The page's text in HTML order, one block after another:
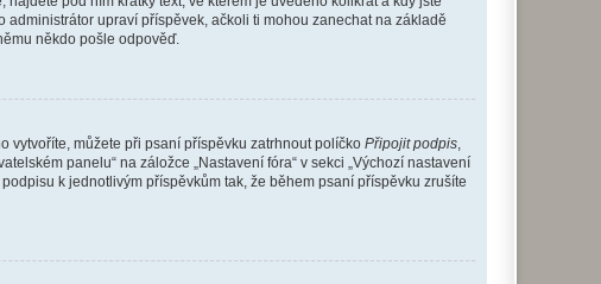
upraví příspěvek, ačkoli ti mohou zanechat na základě
někdo pošle odpověď.
vytvoříte, můžete při psaní příspěvku zatrhnout políčko Připojit podpis
panelu“ na záložce „Nastavení fóra“ v sekci „Výchozí nastavení
k jednotlivým příspěvkům tak, že během psaní příspěvku zrušíte